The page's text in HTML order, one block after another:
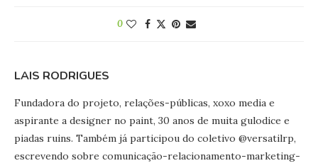
0
LAIS RODRIGUES
Fundadora do projeto, relações-públicas, xoxo media e
aspirante a designer no paint, 30 anos de muita gulodice e
piadas ruins. Também já participou do coletivo @versatilrp,
escrevendo sobre comunicação-relacionamento-marketing-